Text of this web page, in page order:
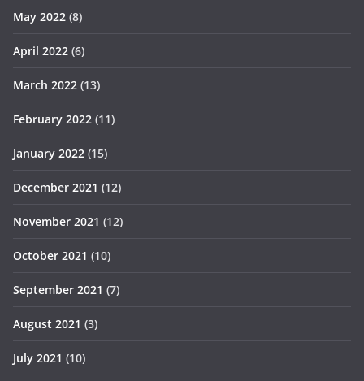
May 2022 (8)
April 2022 (6)
March 2022 (13)
February 2022 (11)
January 2022 (15)
December 2021 (12)
November 2021 (12)
October 2021 (10)
September 2021 (7)
August 2021 (3)
July 2021 (10)